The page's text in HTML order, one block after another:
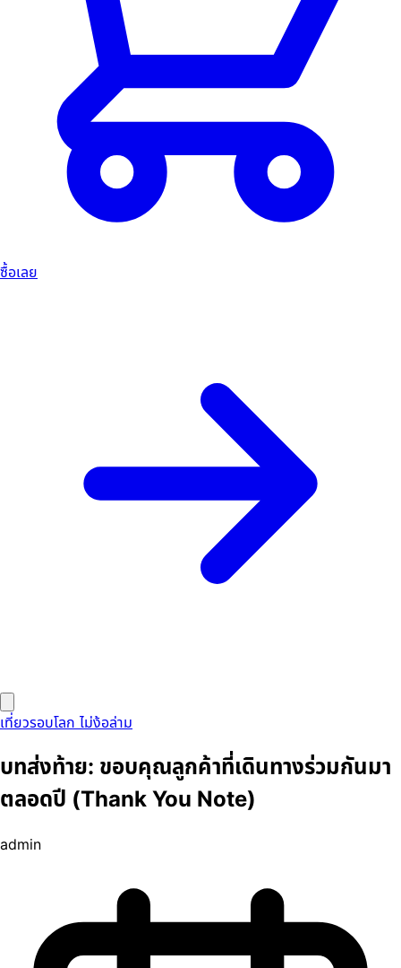
ซื้อเลย
เที่ยวรอบโลก ไม่ง้อล่าม
บทส่งท้าย: ขอบคุณลูกค้าที่เดินทางร่วมกันมา
ตลอดปี (Thank You Note)
admin